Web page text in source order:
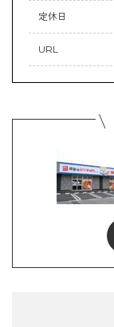
定休日
URL